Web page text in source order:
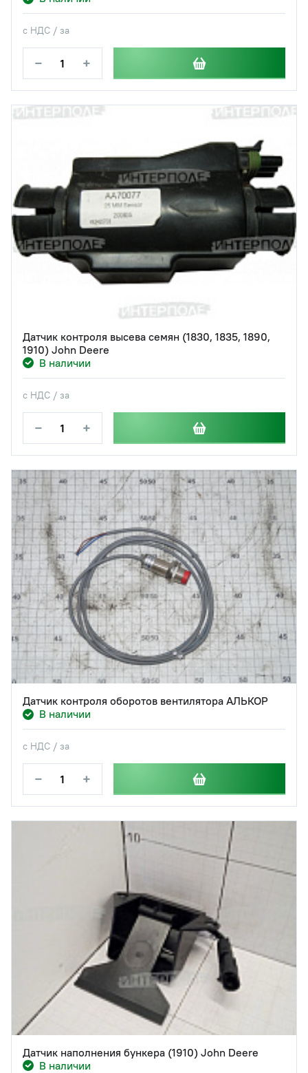
с НДС / за
− +
Датчик контроля высева семян (1830, 1835, 1890,
1910) John Deere
В наличии
с НДС / за
− +
Датчик контроля оборотов вентилятора АЛЬКОР
В наличии
с НДС / за
− +
Датчик наполнения бункера (1910) John Deere
В наличии